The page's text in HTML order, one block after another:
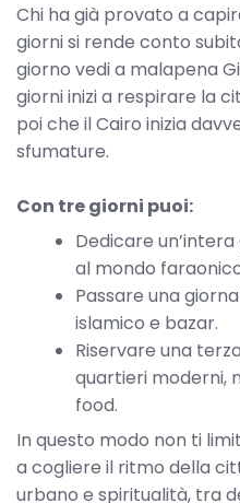
Chi ha già provato a
giorni si rende conto
giorno vedi a malapena
giorni inizi a respirare la
poi che il Cairo inizia
sfumature.
Con tre giorni puoi:
Dedicare
al mondo
Passare una
islamico e bazar.
Riservare una
quartieri moderni,
food.
In questo modo non ti
a cogliere il ritmo della
urbano e spiritualità, tra